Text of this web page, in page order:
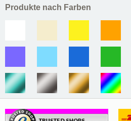
Produkte nach Farben